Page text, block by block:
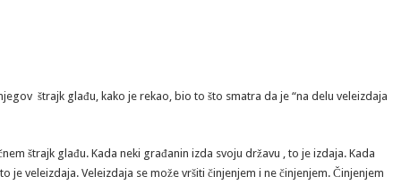
štrajk glađu, kako je rekao, bio to što smatra da je “na delu veleizdaja
štrajk glađu. Kada neki građanin izda svoju državu , to je izdaja. Kada
je veleizdaja. Veleizdaja se može vršiti činjenjem i ne činjenjem. Činjenjem